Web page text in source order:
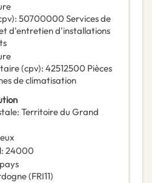
): 50700000 Services de
d'entretien d'installations
(cpv): 42512500 Pièces
de climatisation
: Territoire du Grand
: 24000
(FRI11)